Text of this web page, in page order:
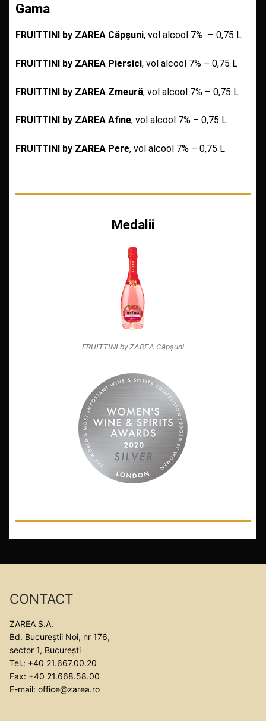
Gama
FRUITTINI by ZAREA Căpșuni, vol alcool 7% – 0,75 L
FRUITTINI by ZAREA Piersici, vol alcool 7% – 0,75 L
FRUITTINI by ZAREA Zmeură, vol alcool 7% – 0,75 L
FRUITTINI by ZAREA Afine, vol alcool 7% – 0,75 L
FRUITTINI by ZAREA Pere, vol alcool 7% – 0,75 L
Medalii
FRUITTINI by ZAREA Căpșuni
CONTACT
ZAREA S.A.
Bd. Bucureștii Noi, nr 176,
sector 1, București
Tel.: +40 21.667.00.20
Fax: +40 21.668.58.00
E-mail: office@zarea.ro